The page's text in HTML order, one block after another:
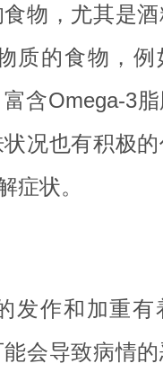
物，尤其是
质的食物，例
含Omega-3
况也有积极
症状。
发作和加重有
会导致病情